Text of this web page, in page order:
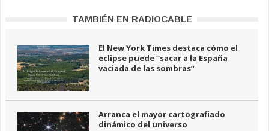
TAMBIÉN EN RADIOCABLE
El New York Times destaca cómo el
eclipse puede “sacar a la España
vaciada de las sombras”
Arranca el mayor cartografiado
dinámico del universo